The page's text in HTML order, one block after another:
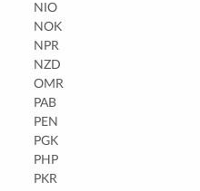
NIO
NOK
NPR
NZD
OMR
PAB
PEN
PGK
PHP
PKR